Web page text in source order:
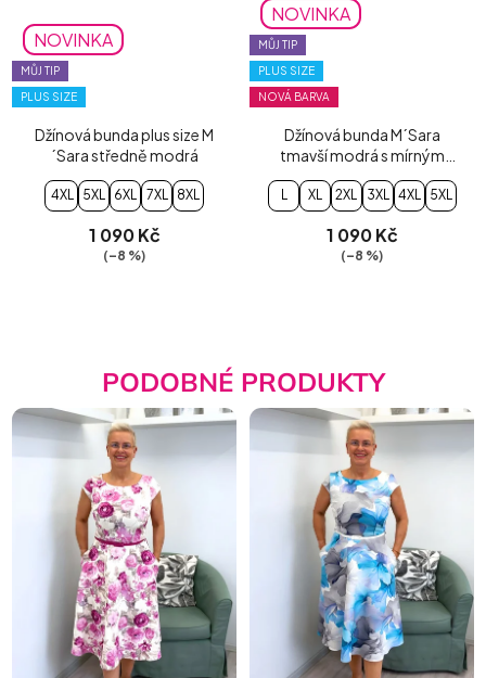
NOVINKA
MŮJ TIP
PLUS SIZE
Džínová bunda plus size M
´Sara středně modrá
4XL 5XL 6XL 7XL 8XL
1 090 Kč
(–8 %)
NOVINKA
MŮJ TIP
PLUS SIZE
NOVÁ BARVA
Džínová bunda M´Sara
tmavší modrá s mírným
šisováním
L XL 2XL 3XL 4XL 5XL
1 090 Kč
(–8 %)
PODOBNÉ PRODUKTY